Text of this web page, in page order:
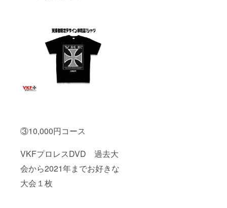
③10,000円コース
VKFプロレスDVD 過去大
会から2021年までお好きな
大会１枚